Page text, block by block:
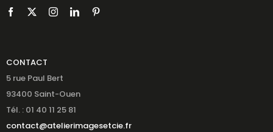
CONTACT
5 rue Paul Bert
93400 Saint-Ouen
Tél. : 01 40 11 25 81
contact@atelierimagesetcie.fr